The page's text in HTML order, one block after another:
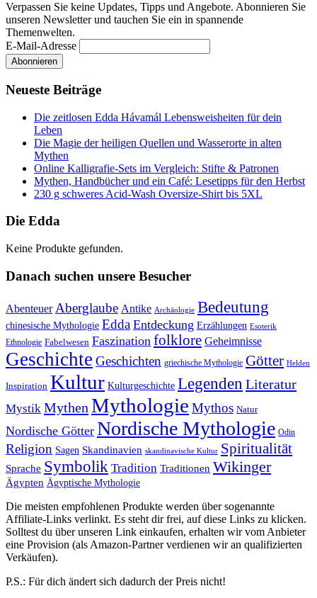
Verpassen Sie keine Updates, Tipps und Angebote. Abonnieren Sie
unseren Newsletter und tauchen Sie ein in spannende
Themenwelten.
E-Mail-Adresse
Neueste Beiträge
Die zeitlosen Edda Hávamál Lebensweisheiten für dein
Leben
Die Magie der heiligen Quellen und Wasserorte in alten
Mythen
Online Kalligrafie‑Sets im Vergleich: Stifte & Patronen
Mythen, Handbücher und ein Café: Lesetipps für den Herbst
230 g schweres Acid-Wash Oversize-Shirt bis 5XL
Die Edda
Keine Produkte gefunden.
Danach suchen unsere Besucher
Abenteuer Aberglaube Antike Archäologie Bedeutung
chinesische Mythologie Edda Entdeckung Erzählungen Esoterik
Ethnologie Fabelwesen Faszination folklore Geheimnisse
Geschichte Geschichten griechische Mythologie Götter Helden
Inspiration Kultur Kulturgeschichte Legenden Literatur
Mystik Mythen Mythologie Mythos Natur
Nordische Götter Nordische Mythologie Odin
Religion Sagen Skandinavien skandinavische Kultur Spiritualität
Sprache Symbolik Tradition Traditionen Wikinger
Ägypten Ägyptische Mythologie
Die meisten empfohlenen Produkte werden über sogenannte
Affiliate-Links verlinkt. Es steht dir frei, auf diese Links zu klicken.
Solltest du über unseren Link einkaufen, erhalten wir vom Anbieter
eine Provision (als Amazon-Partner verdienen wir an qualifizierten
Verkäufen).
P.S.: Für dich ändert sich dadurch der Preis nicht!